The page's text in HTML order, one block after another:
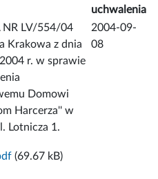
uchwalenia
NR LV/554/04
Krakowa z dnia
r. w sprawie
Domowi
Harcerza'' w
Lotnicza 1.
2004-09-
08
(69.67 kB)